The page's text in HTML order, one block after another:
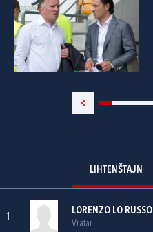
LIHTENŠTAJN
1
LORENZO LO RUSSO
Vratar